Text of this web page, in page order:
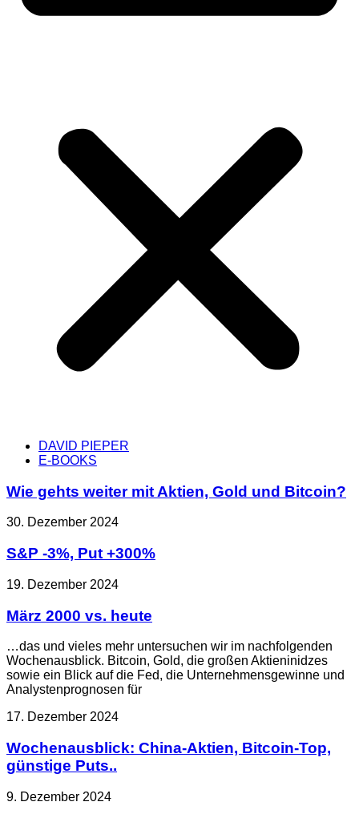
DAVID PIEPER
E-BOOKS
Wie gehts weiter mit Aktien, Gold und Bitcoin?
30. Dezember 2024
S&P -3%, Put +300%
19. Dezember 2024
März 2000 vs. heute
…das und vieles mehr untersuchen wir im nachfolgenden
Wochenausblick. Bitcoin, Gold, die großen Aktieninidzes
sowie ein Blick auf die Fed, die Unternehmensgewinne und
Analystenprognosen für
17. Dezember 2024
Wochenausblick: China-Aktien, Bitcoin-Top,
günstige Puts..
9. Dezember 2024